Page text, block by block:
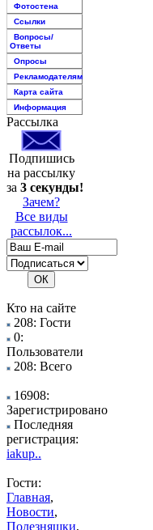
Фотостена
Ссылки
Вопросы/
Ответы
Опросы
Рекламодателям
Карта сайта
Информация
Рассылка
Подпишись
на рассылку
за 3 секунды!
Зачем?
Все виды
рассылок...
Кто на сайте
208: Гости
0:
Пользователи
208: Всего
16908:
Зарегистрировано
Последняя
регистрация:
iakup..
Гости:
Главная,
Новости,
Полезняшки,